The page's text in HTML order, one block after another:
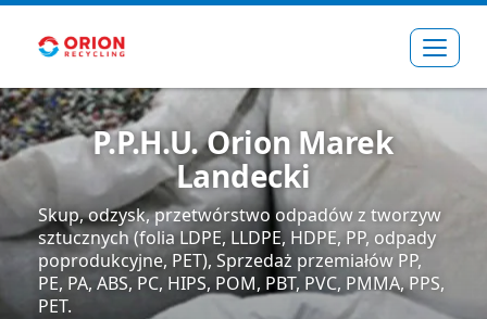
P.P.H.U. Orion Marek
Landecki
Skup, odzysk, przetwórstwo odpadów z tworzyw
sztucznych (folia LDPE, LLDPE, HDPE, PP, odpady
poprodukcyjne, PET), Sprzedaż przemiałów PP,
PE, PA, ABS, PC, HIPS, POM, PBT, PVC, PMMA, PPS,
PET.